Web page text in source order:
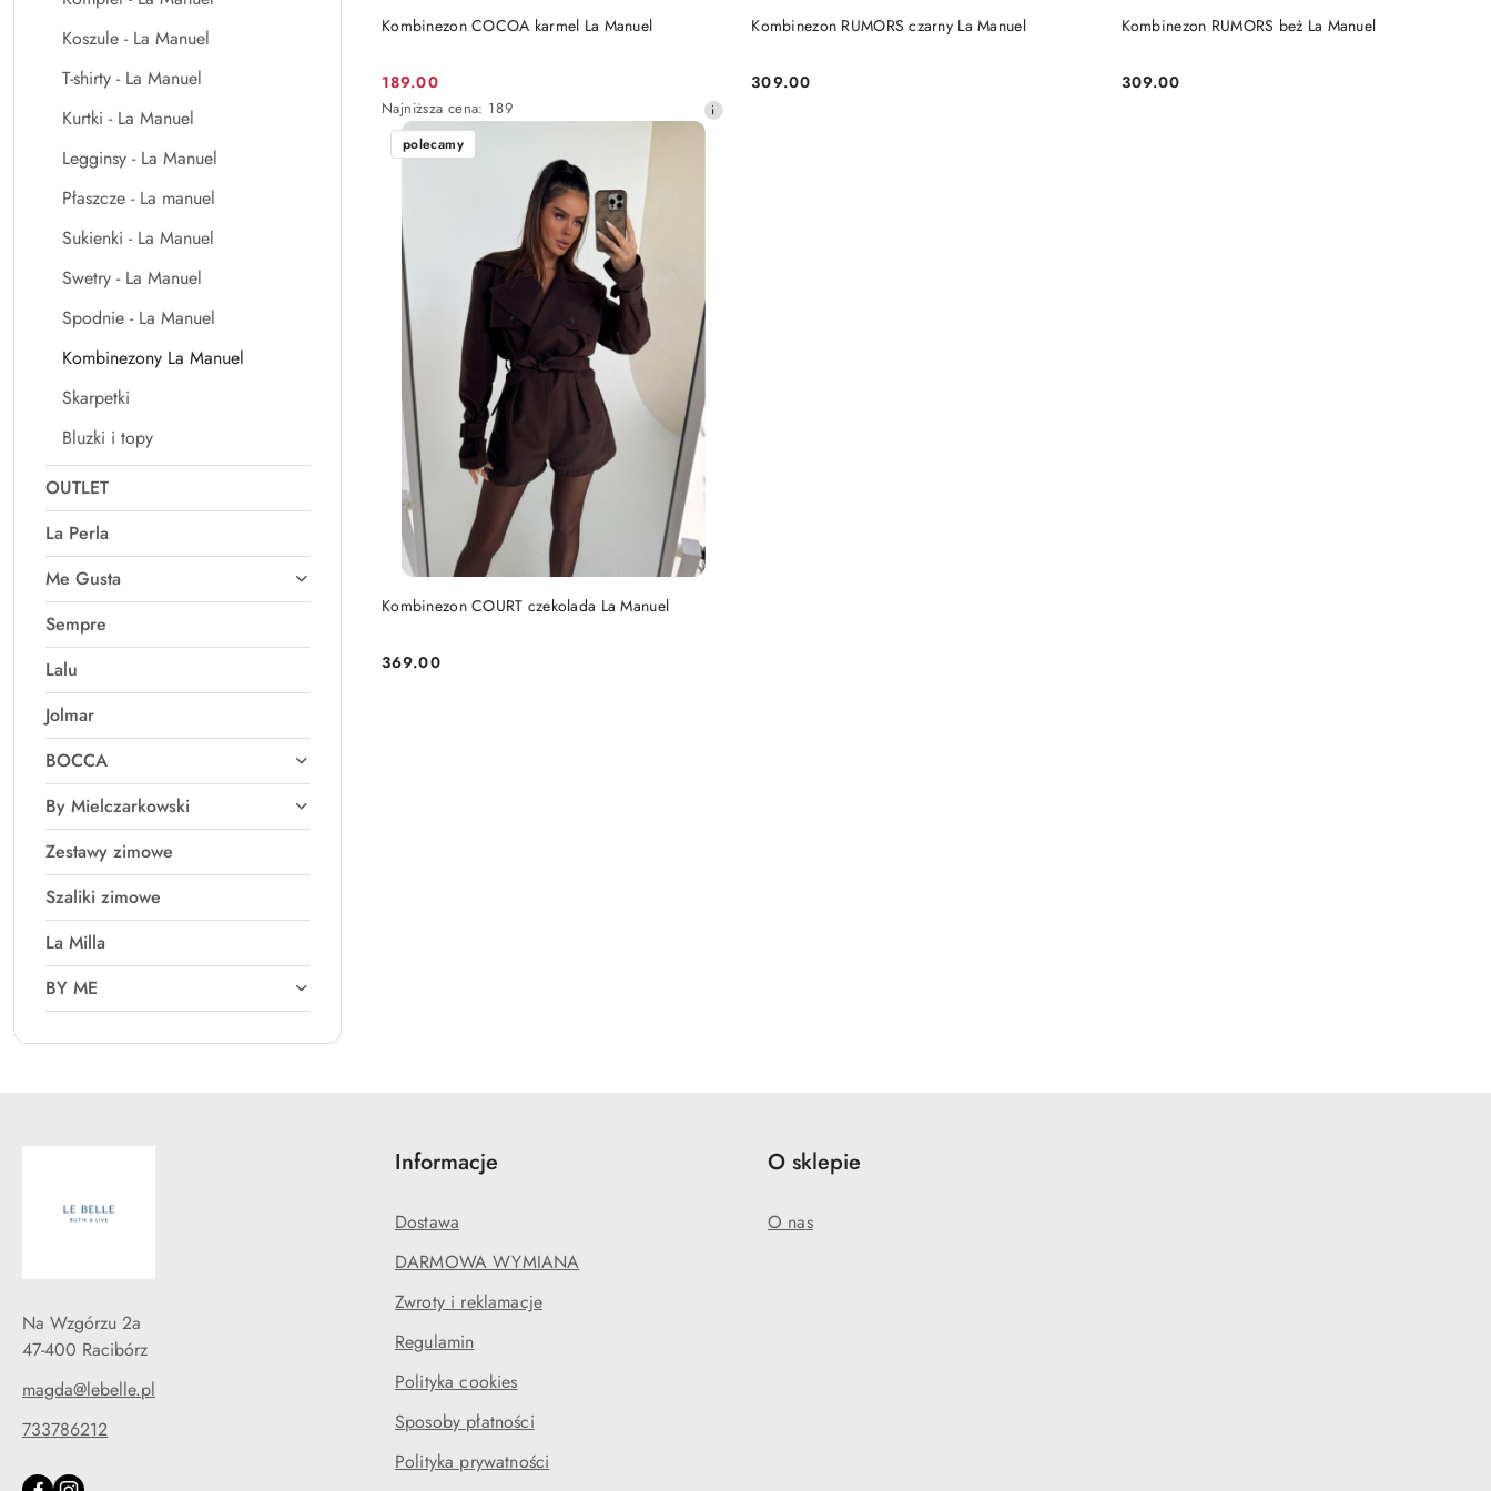
Koszule - La Manuel
T-shirty - La Manuel
Kurtki - La Manuel
Legginsy - La Manuel
Płaszcze - La manuel
Sukienki - La Manuel
Swetry - La Manuel
Spodnie - La Manuel
Kombinezony La Manuel
Skarpetki
Bluzki i topy
OUTLET
La Perla
Me Gusta
Sempre
Lalu
Jolmar
BOCCA
By Mielczarkowski
Zestawy zimowe
Szaliki zimowe
La Milla
BY ME
Kombinezon COCOA karmel La Manuel
Cena
promocyjna:
189.00
Najniższa
cena
obniżką
Najniższa cena: 189
PRODUKT NIEDOSTĘPNY Kombinezon RUMORS czarny La Manuel
Cena:
309.00
PRODUKT NIEDOSTĘPNY Kombinezon RUMORS beż La Manuel
Cena:
309.00
PRODUKT NIEDOSTĘPNY
Kombinezon COURT czekolada La Manuel
Cena:
369.00
polecamy
PRODUKT NIEDOSTĘPNY
Na Wzgórzu 2a
47-400 Racibórz
magda@lebelle.pl
733786212
Informacje
Dostawa
DARMOWA WYMIANA
Zwroty i reklamacje
Regulamin
Polityka cookies
Sposoby płatności
Polityka prywatności
O sklepie
O nas